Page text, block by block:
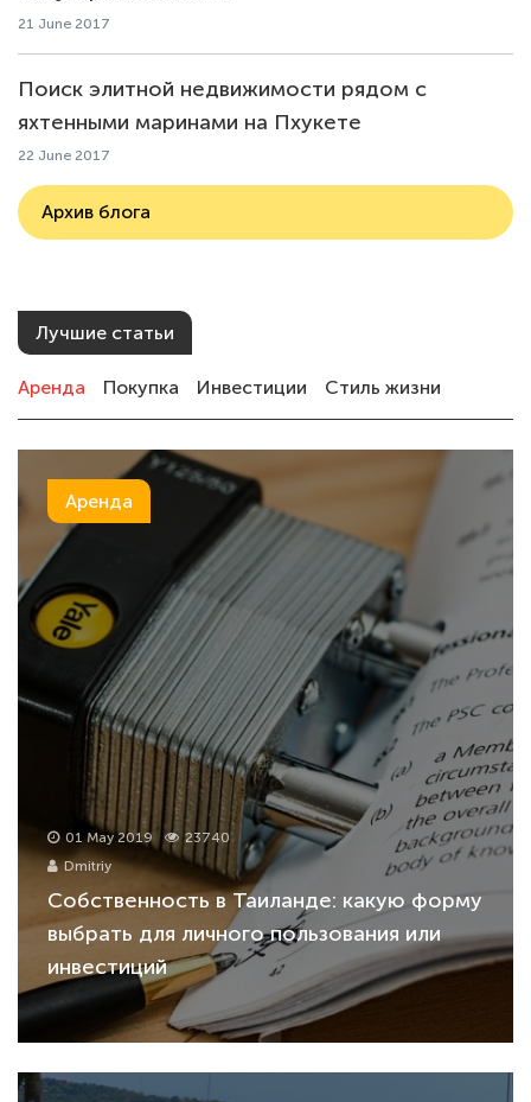
21 June 2017
Поиск элитной недвижимости рядом с
яхтенными маринами на Пхукете
22 June 2017
Архив блога
Лучшие статьи
Аренда Покупка Инвестиции Стиль жизни
Аренда
01 May 2019
23740
Dmitriy
Собственность в Таиланде: какую форму
выбрать для личного пользования или
инвестиций